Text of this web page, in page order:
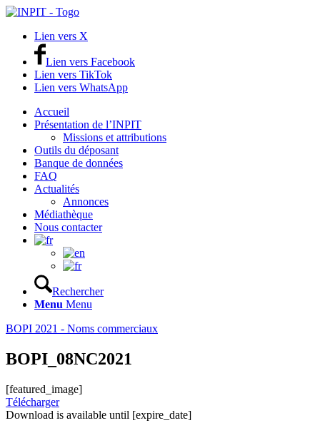
Lien vers X
Lien vers Facebook
Lien vers TikTok
Lien vers WhatsApp
Accueil
Présentation de l’INPIT
Missions et attributions
Outils du déposant
Banque de données
FAQ
Actualités
Annonces
Médiathèque
Nous contacter
Rechercher
Menu Menu
BOPI 2021 - Noms commerciaux
BOPI_08NC2021
[featured_image]
Télécharger
Download is available until [expire_date]